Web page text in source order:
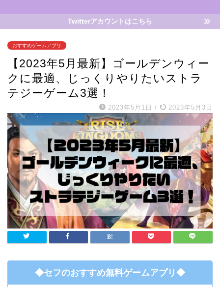
Twitterアカウントはこちら
おすすめゲームアプリ
【2023年5月最新】ゴールデンウィー
クに最適、じっくりやりたいストラ
テジーゲーム3選！
2023年5月1日 / 2023年5月3日
◆セフのおすすめ無料ゲームアプリ◆